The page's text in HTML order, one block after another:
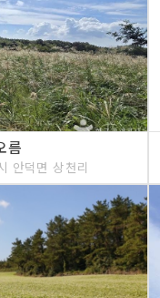
름
안덕면 상천리